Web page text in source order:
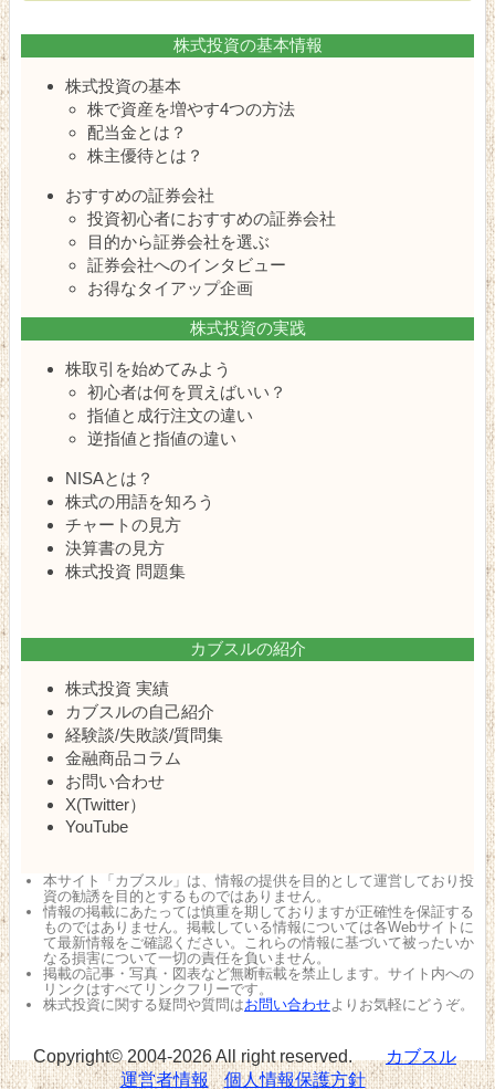
株式投資の基本情報
株式投資の基本
株で資産を増やす4つの方法
配当金とは？
株主優待とは？
おすすめの証券会社
投資初心者におすすめの証券会社
目的から証券会社を選ぶ
証券会社へのインタビュー
お得なタイアップ企画
株式投資の実践
株取引を始めてみよう
初心者は何を買えばいい？
指値と成行注文の違い
逆指値と指値の違い
NISAとは？
株式の用語を知ろう
チャートの見方
決算書の見方
株式投資 問題集
カブスルの紹介
株式投資 実績
カブスルの自己紹介
経験談/失敗談/質問集
金融商品コラム
お問い合わせ
X(Twitter）
YouTube
本サイト「カブスル」は、情報の提供を目的として運営しており投
資の勧誘を目的とするものではありません。
情報の掲載にあたっては慎重を期しておりますが正確性を保証する
ものではありません。掲載している情報については各Webサイトに
て最新情報をご確認ください。これらの情報に基づいて被ったいか
なる損害について一切の責任を負いません。
掲載の記事・写真・図表など無断転載を禁止します。サイト内への
リンクはすべてリンクフリーです。
株式投資に関する疑問や質問はお問い合わせよりお気軽にどうぞ。
Copyright© 2004-2026 All right reserved.
カブスル
運営者情報
個人情報保護方針